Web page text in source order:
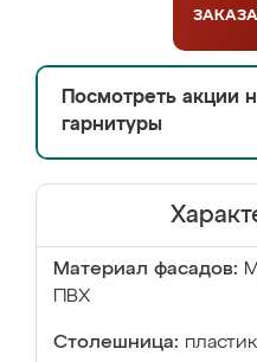
Посмотреть акции
гарнитуры
Материал фасадов:
ПВХ
Столешница: